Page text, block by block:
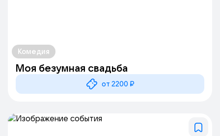
Комедия
Моя безумная свадьба
от 2200 ₽